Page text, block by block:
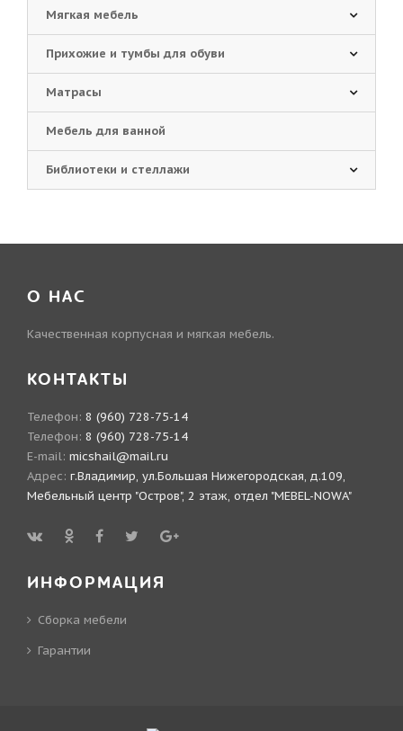
Мягкая мебель
Прихожие и тумбы для обуви
Матрасы
Мебель для ванной
Библиотеки и стеллажи
О НАС
Качественная корпусная и мягкая мебель.
КОНТАКТЫ
Телефон: 8 (960) 728-75-14
Телефон: 8 (960) 728-75-14
E-mail: micshail@mail.ru
Адрес: г.Владимир, ул.Большая Нижегородская, д.109,
Мебельный центр "Остров", 2 этаж, отдел "MEBEL-NOWA"
ИНФОРМАЦИЯ
Сборка мебели
Гарантии